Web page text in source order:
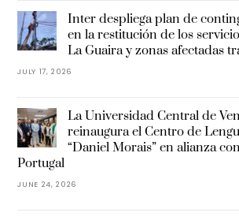
Inter despliega plan de
en la restitución de los
La Guaira y zonas afectadas
JULY 17, 2026
La Universidad Central de
reinaugura el Centro de
“Daniel Morais” en alianza
Portugal
JUNE 24, 2026